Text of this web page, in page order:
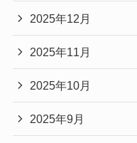
2025年12月
2025年11月
2025年10月
2025年9月